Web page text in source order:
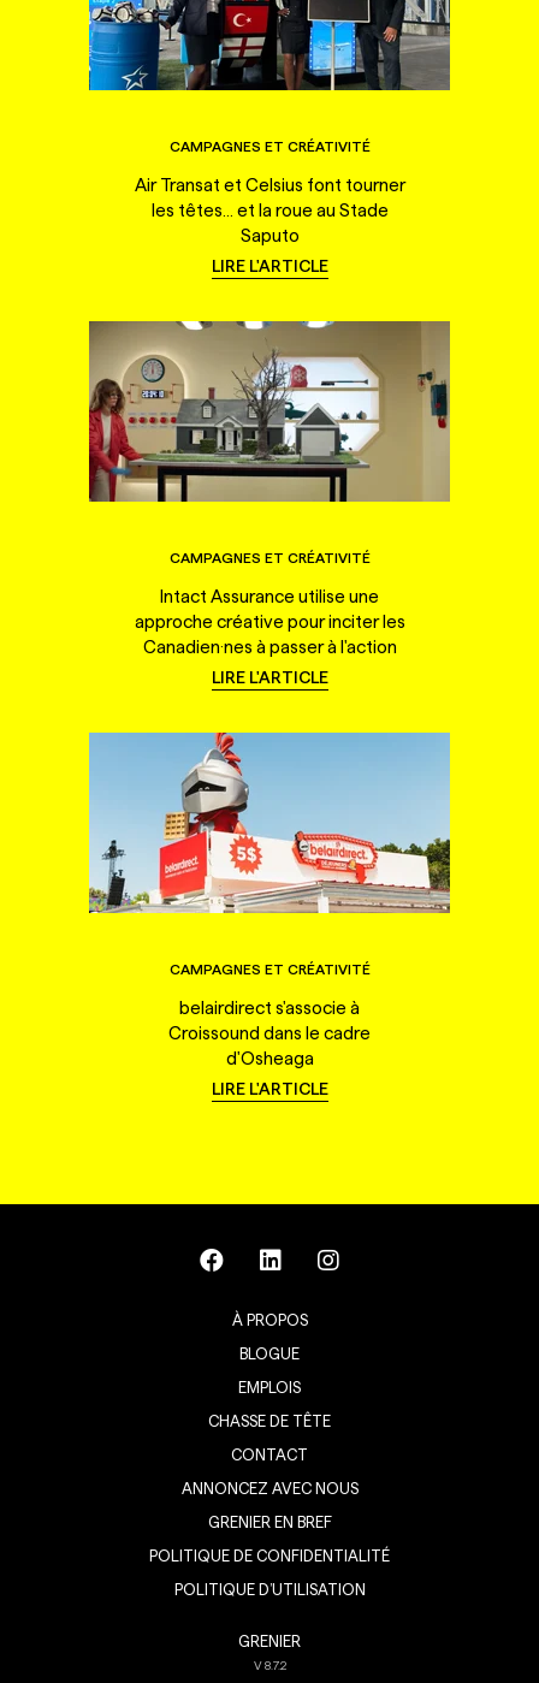
CAMPAGNES ET CRÉATIVITÉ
Air Transat et Celsius font tourner
les têtes... et la roue au Stade
Saputo
LIRE L'ARTICLE
CAMPAGNES ET CRÉATIVITÉ
Intact Assurance utilise une
approche créative pour inciter les
Canadien·nes à passer à l'action
LIRE L'ARTICLE
CAMPAGNES ET CRÉATIVITÉ
belairdirect s'associe à
Croissound dans le cadre
d'Osheaga
LIRE L'ARTICLE
À PROPOS
BLOGUE
EMPLOIS
CHASSE DE TÊTE
CONTACT
ANNONCEZ AVEC NOUS
GRENIER EN BREF
POLITIQUE DE CONFIDENTIALITÉ
POLITIQUE D’UTILISATION
GRENIER
V8.7.2